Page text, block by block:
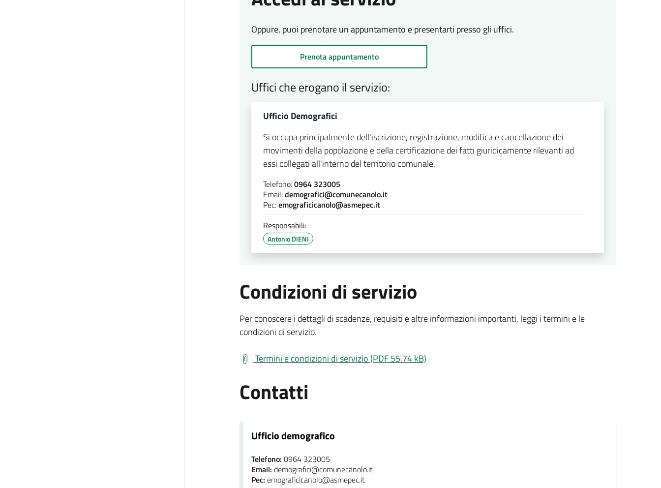
Oppure, puoi prenotare un appuntamento e presentarti presso gli uffici.
Prenota appuntamento
Uffici che erogano il servizio:
Ufficio Demografici
Si occupa principalmente dell'iscrizione, registrazione, modifica e cancellazione dei
movimenti della popolazione e della certificazione dei fatti giuridicamente rilevanti ad
essi collegati all'interno del territorio comunale.
Telefono:0964 323005
Email:demografici@comunecanolo.it
Pec:emograficicanolo@asmepec.it
Responsabili:
Antonio DIENI
Condizioni di servizio
Per conoscere i dettagli di scadenze, requisiti e altre informazioni importanti, leggi i termini e le
condizioni di servizio.
Termini e condizioni di servizio (PDF 55.74 kB)
Contatti
Ufficio demografico
Telefono: 0964 323005
Email: demografici@comunecanolo.it
Pec: emograficicanolo@asmepec.it